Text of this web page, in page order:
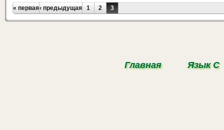
Страницы
« первая‹ предыдущая 1 2 3
Главная Язык С